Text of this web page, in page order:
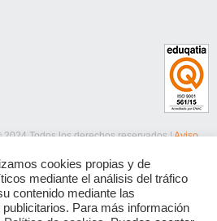
Todos los derechos reservados |Aviso
cookies propias y de
mediante el análisis del tráfico
contenido mediante las
Para más información